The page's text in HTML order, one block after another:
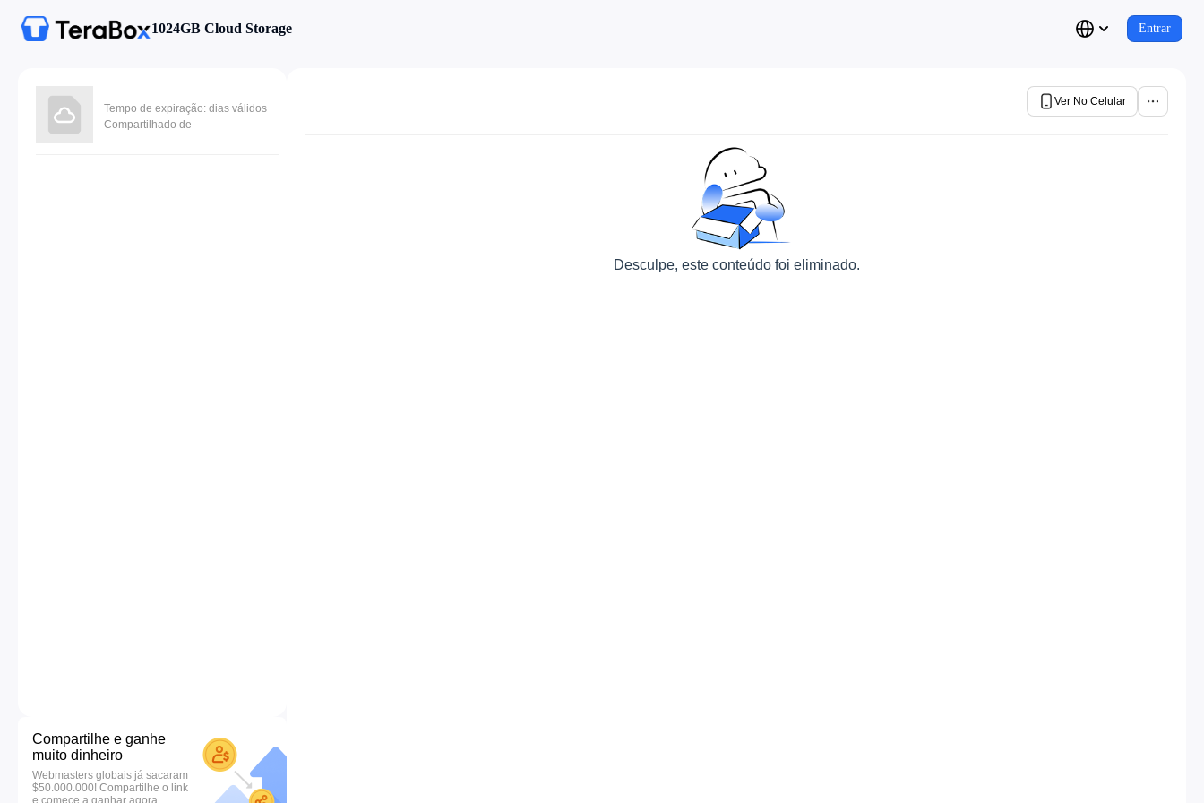
1024GB Cloud Storage Entrar
Tempo de expiração: dias válidos
Compartilhado de
Compartilhe e ganhe
muito dinheiro
Webmasters globais já sacaram
$50.000.000! Compartilhe o link
e comece a ganhar agora.
Ver No Celular
Desculpe, este conteúdo foi eliminado.